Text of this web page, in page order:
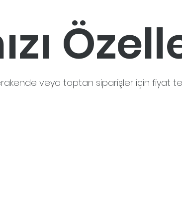
veya toptan siparişler için fiyat